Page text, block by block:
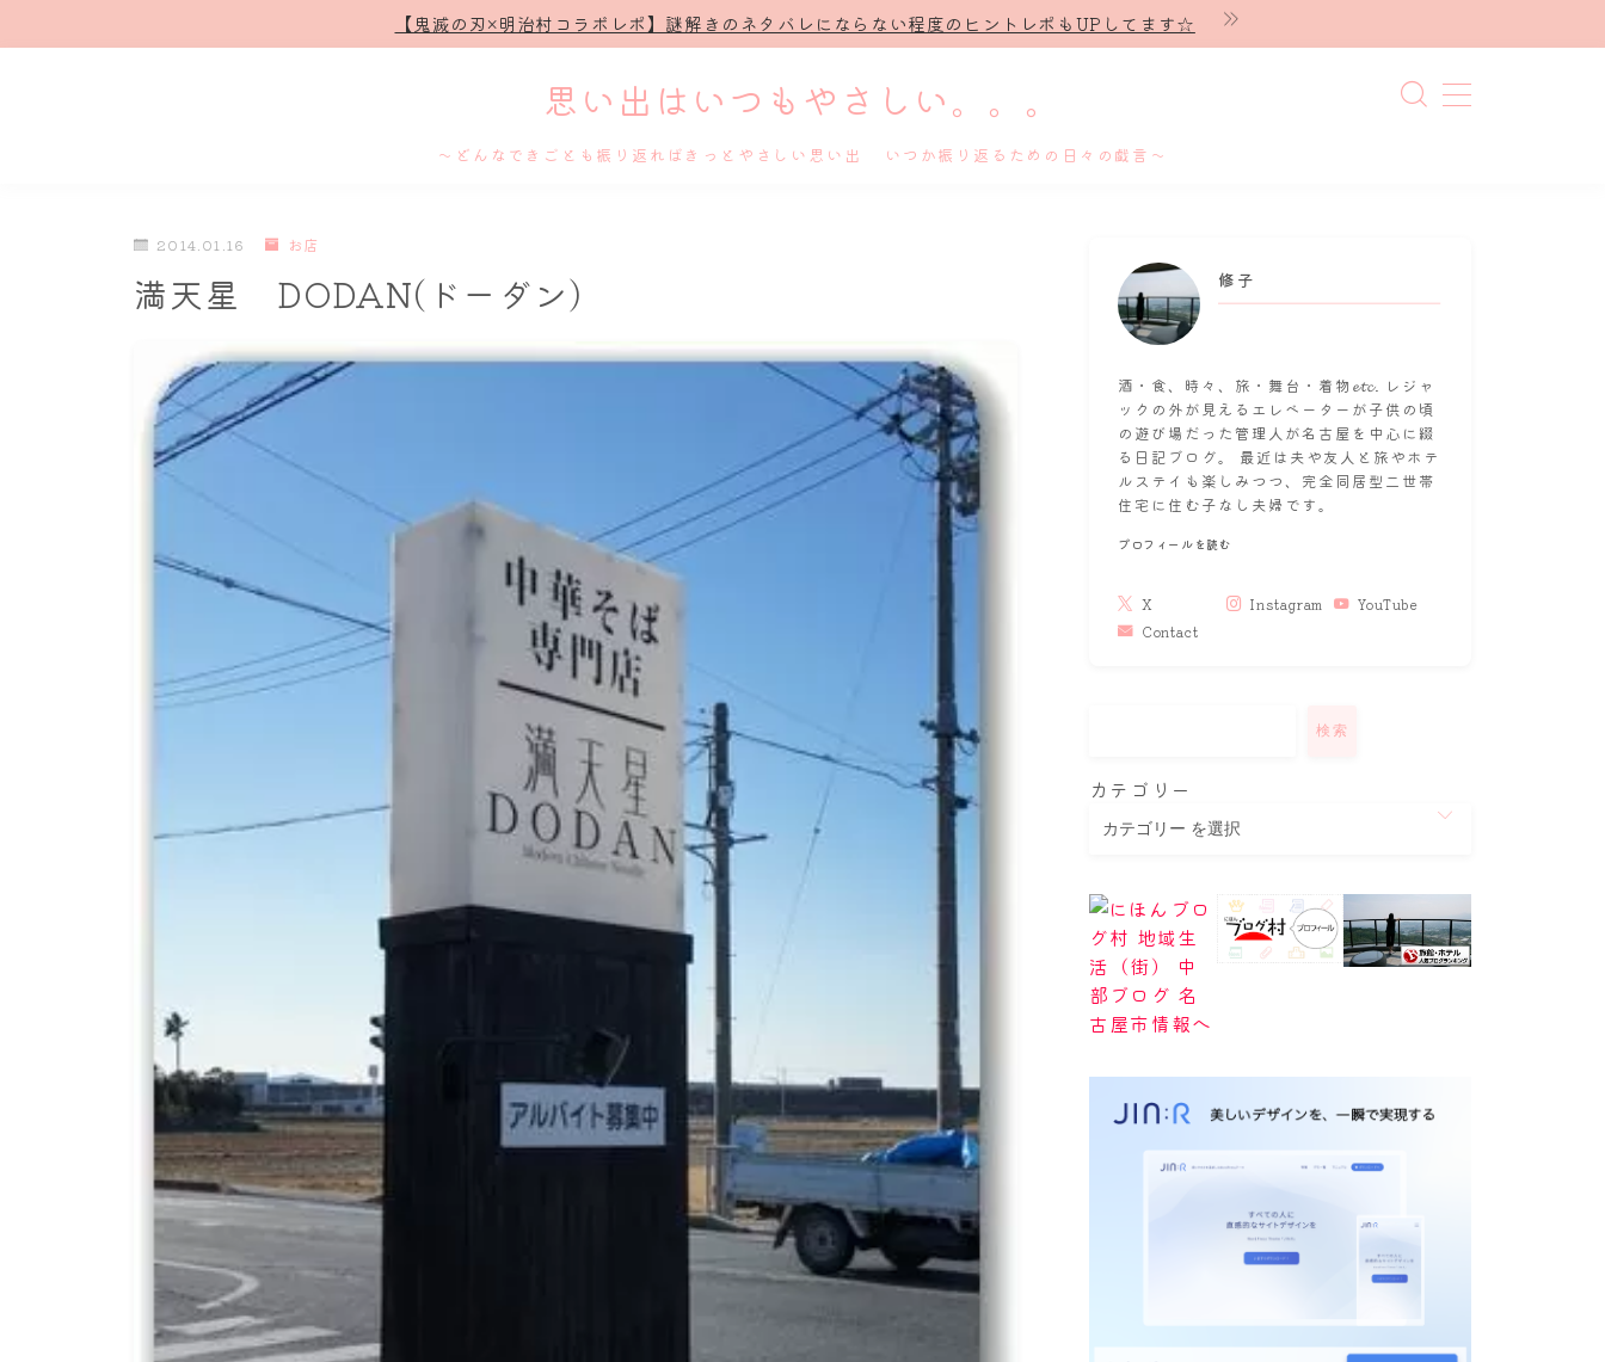
【鬼滅の刃×明治村コラボレポ】謎解きのネタバレにならない程度のヒントレポもUPしてます☆
思い出はいつもやさしい。。。
～どんなできごとも振り返ればきっとやさしい思い出 いつか振り返るための日々の戯言～
舞台・ライブ
ナナちゃん人形
2014.01.16 お店
満天星 DODAN(ドーダン) 修子
酒・食、時々、旅・舞台・着物𝓮𝓽𝓬. レジャ
ックの外が見えるエレベーターが子供の頃
の遊び場だった管理人が名古屋を中心に綴
る日記ブログ。 最近は夫や友人と旅やホテ
ルステイも楽しみつつ、完全同居型二世帯
住宅に住む子なし夫婦です。
プロフィールを読む
X Instagram
YouTube
Contact
検索
カテゴリー